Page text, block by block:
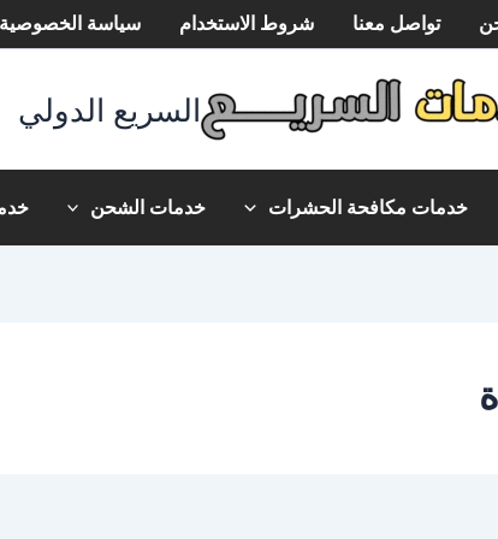
تواصل معنا شروط الاستخدام سياسة الخصوصية
السريع الدولي
خدمات مكافحة الحشرات خدمات الشحن